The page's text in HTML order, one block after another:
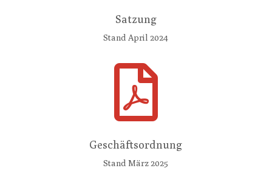
Satzung
Stand April 2024

Geschäftsordnung
Stand März 2025